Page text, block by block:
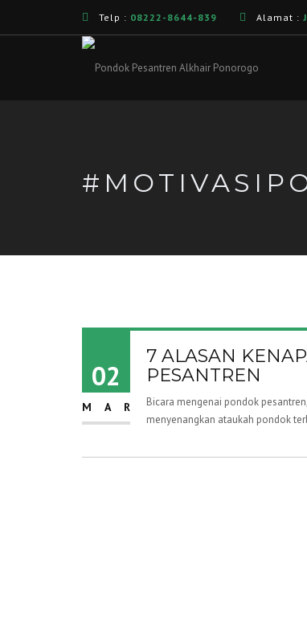
Telp : 08222-8644-839 Alamat :
02
MAR
7 ALASAN
PESANTREN
Bicara mengenai pondok
menyenangkan ataukah pondok